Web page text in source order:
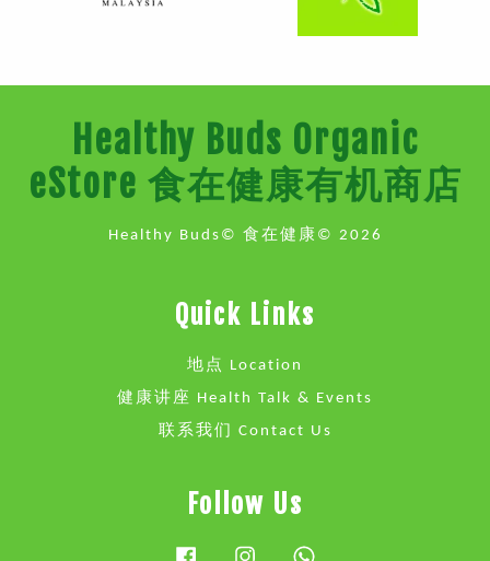
Healthy Buds Organic
eStore 食在健康有机商店
Healthy Buds© 食在健康© 2026
Quick Links
地点 Location
健康讲座 Health Talk & Events
联系我们 Contact Us
Follow Us
FacebookInstagram